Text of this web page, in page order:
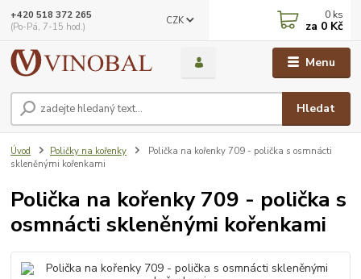
Menu
CZK
Hledat
+420 518 372 265
(Po-Pá, 7-15 hod.)
0 ks
za 0 Kč
Úvod Poličky na kořenky
Polička na kořenky 709 - polička s osmnácti
skleněnými kořenkami
Polička na kořenky 709 - polička s
osmnácti skleněnými kořenkami